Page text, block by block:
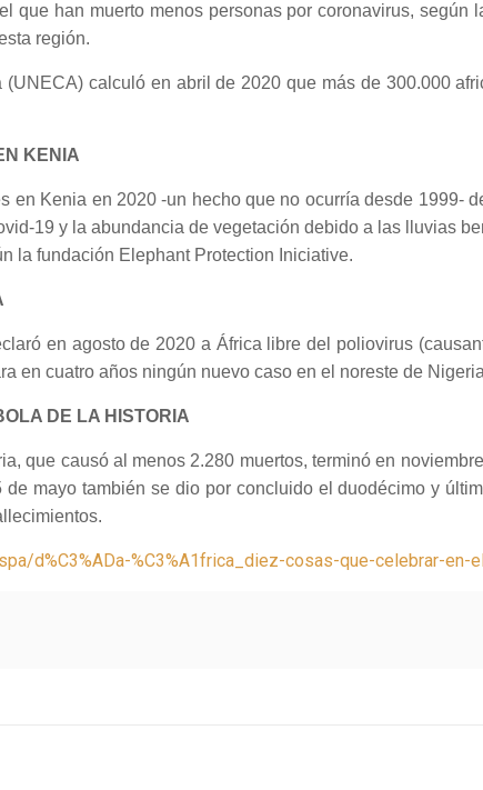
que han muerto menos personas por coronavirus,
región.
calculó en abril de 2020 que más de 300.000
KENIA
en Kenia en 2020 -un hecho que no ocurría desde 1999-
19 y la abundancia de vegetación debido a las lluvias
la fundación Elephant Protection Iniciative.
en agosto de 2020 a África libre del poliovirus
en cuatro años ningún nuevo caso en el noreste de
DE LA HISTORIA
que causó al menos 2.280 muertos, terminó en
de mayo también se dio por concluido el duodécimo y
d%C3%ADa-%C3%A1frica_diez-cosas-que-celebrar-en-